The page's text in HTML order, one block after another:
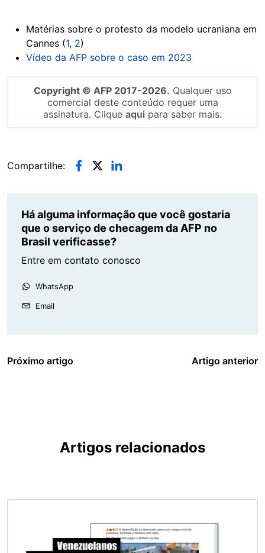
Matérias sobre o protesto da modelo ucraniana em
Cannes (1, 2)
Vídeo da AFP sobre o caso em 2023
Copyright © AFP 2017-2026. Qualquer uso
comercial deste conteúdo requer uma
assinatura. Clique aqui para saber mais.
Compartilhe:
Há alguma informação que você gostaria
que o serviço de checagem da AFP no
Brasil verificasse?
Entre em contato conosco
WhatsApp
Email
Próximo artigo Artigo anterior
Artigos relacionados